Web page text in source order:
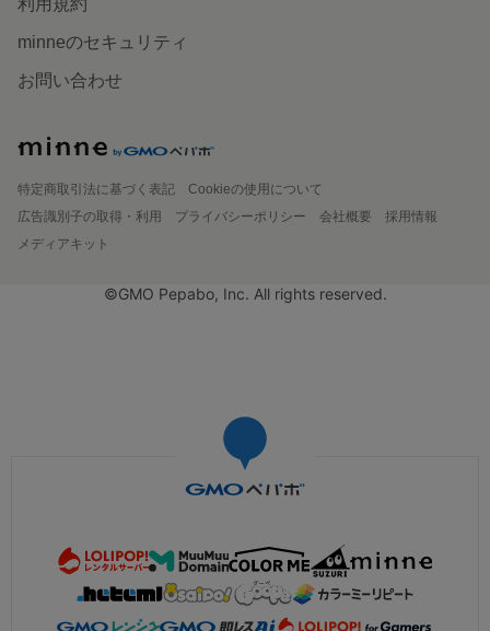
minneのセキュリティ
お問い合わせ
特定商取引法に基づく表記
Cookieの使用について
広告識別子の取得・利用
プライバシーポリシー 会社概要
採用情報
メディアキット
©GMO Pepabo, Inc. All rights reserved.